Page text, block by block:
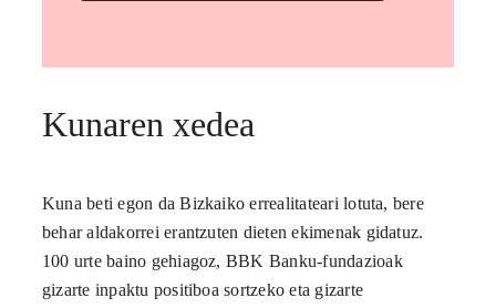
Kunaren xedea
Kuna beti egon da Bizkaiko errealitateari lotuta, bere
behar aldakorrei erantzuten dieten ekimenak gidatuz.
100 urte baino gehiagoz, BBK Banku-fundazioak
gizarte inpaktu positiboa sortzeko eta gizarte